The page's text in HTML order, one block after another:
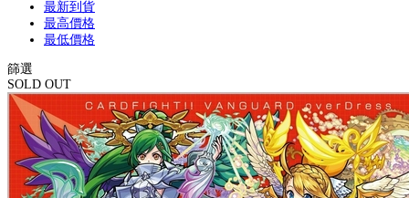
最新到貨
最高價格
最低價格
篩選
SOLD OUT